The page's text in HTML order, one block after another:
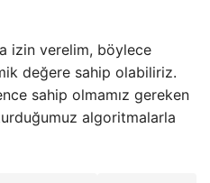
izin verelim, böylece
değere sahip olabiliriz.
sahip olmamız gereken
algoritmalarla